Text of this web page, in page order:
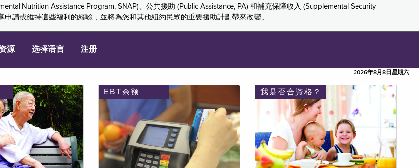
Nutrition Assistance Program, SNAP)、公共援助 (Public Assistance, PA) 和補充保障收入 (Supplemental Security
請或維持這些福利的經驗，並將為您和其他紐約民眾的重要援助計劃帶來改變。
资源 选择语言 注册
2026年8月8日星期六
EBT余额 我是否合資格？